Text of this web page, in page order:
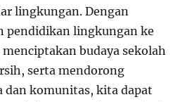
lingkungan. Dengan
pendidikan lingkungan ke
budaya sekolah
serta mendorong
dan komunitas, kita dapat